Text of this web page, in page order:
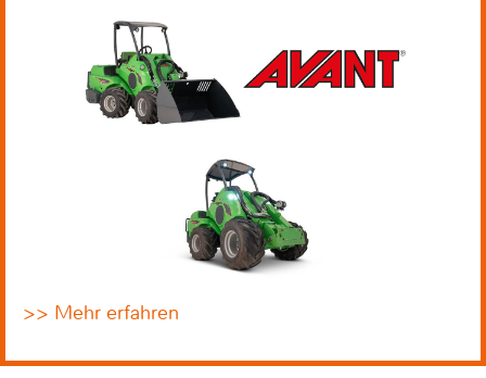
>> Mehr erfahren